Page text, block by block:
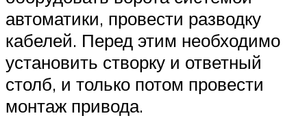
автоматики, провести разводку
кабелей. Перед этим необходимо
установить створку и ответный
столб, и только потом провести
монтаж привода.